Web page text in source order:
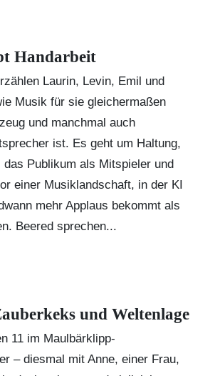
Handarbeit
Laurin, Levin, Emil und
Musik für sie gleichermaßen
und manchmal auch
ist. Es geht um Haltung,
das Publikum als Mitspieler und
einer Musiklandschaft, in der KI
mehr Applaus bekommt als
Beered sprechen...
und Weltenlage
11 im Maulbärklipp-
– diesmal mit Anne, einer Frau,